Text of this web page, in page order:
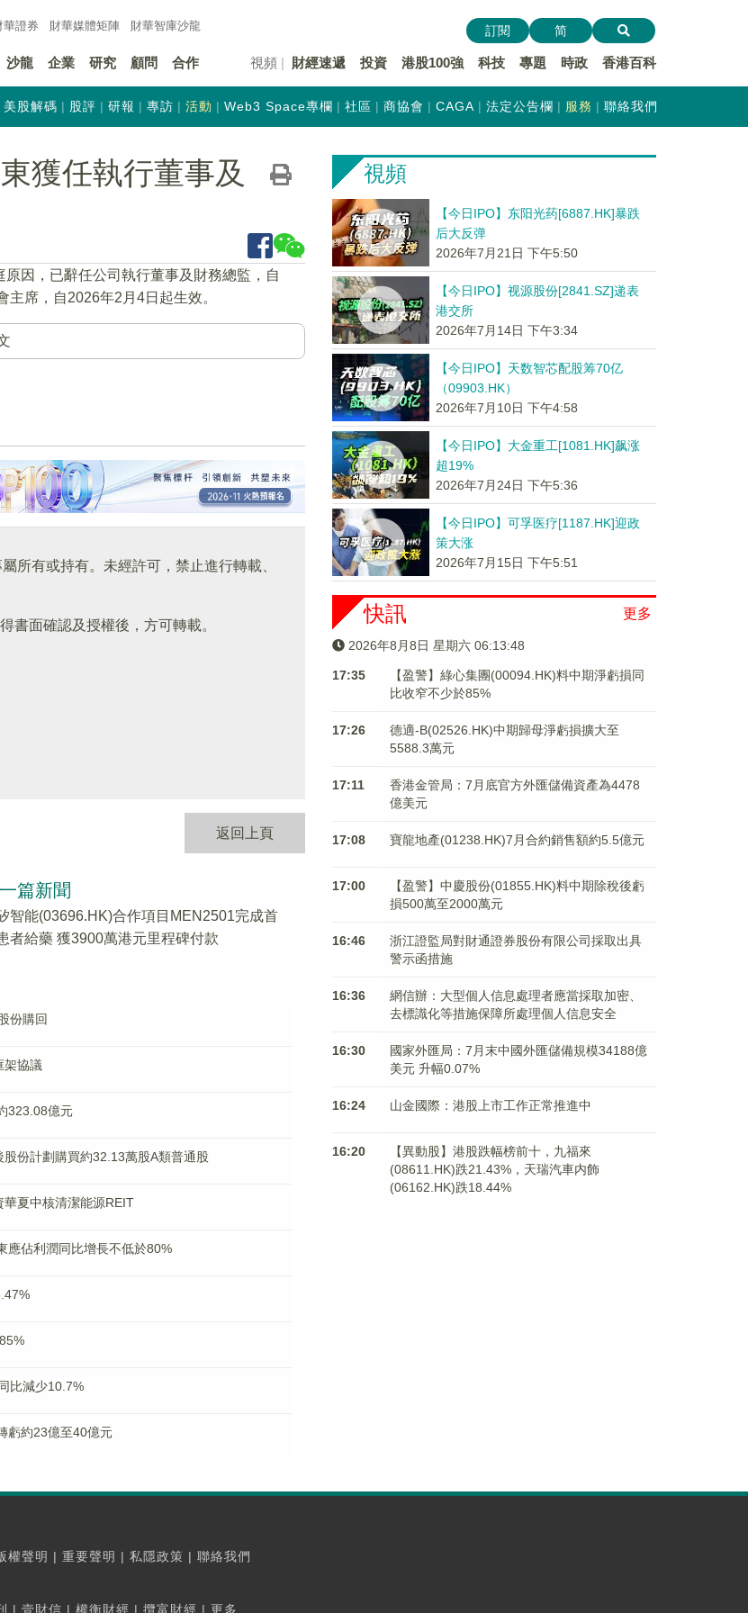
華證券 財華媒體矩陣 財華智庫沙龍
沙龍 企業 研究 顧問 合作 視頻 財經速遞 投資 港股100強 科技 專題 時政 香港百科
訂閱 简
美股解碼 股評 研報 專訪 活動 Web3 Space專欄 社區 商協會 CAGA 法定公告欄 服務 聯絡我們
獲任執行董事及
因，已辭任公司執行董事及財務總監，自
席，自2026年2月4日起生效。
所有或持有。未經許可，禁止進行轉載、
得書面確認及授權後，方可轉載。
返回上頁
篇新聞
智能(03696.HK)合作項目MEN2501完成首
者給藥 獲3900萬港元里程碑付款
份購回
架協議
323.08億元
份計劃購買約32.13萬股A類普通股
夏中核清潔能源REIT
應佔利潤同比增長不低於80%
比減少10.7%
虧約23億至40億元
視頻
【今日IPO】东阳光药[6887.HK]暴跌
后大反弹
2026年7月21日 下午5:50
【今日IPO】视源股份[2841.SZ]递表
港交所
2026年7月14日 下午3:34
【今日IPO】天数智芯配股筹70亿
（09903.HK）
2026年7月10日 下午4:58
【今日IPO】大金重工[1081.HK]飙涨
超19%
2026年7月24日 下午5:36
【今日IPO】可孚医疗[1187.HK]迎政
策大涨
2026年7月15日 下午5:51
更多
快訊
2026年8月8日 星期六 06:13:49
17:35
【盈警】綠心集團(00094.HK)料中期淨虧損同
比收窄不少於85%
17:26
德適-B(02526.HK)中期歸母淨虧損擴大至
5588.3萬元
17:11
香港金管局：7月底官方外匯儲備資產為4478
億美元
17:08 寶龍地產(01238.HK)7月合約銷售額約5.5億元
17:00
【盈警】中慶股份(01855.HK)料中期除稅後虧
損500萬至2000萬元
16:46
浙江證監局對財通證券股份有限公司採取出具
警示函措施
16:36
網信辦：大型個人信息處理者應當採取加密、
去標識化等措施保障所處理個人信息安全
16:30
國家外匯局：7月末中國外匯儲備規模34188億
美元 升幅0.07%
16:24 山金國際：港股上市工作正常推進中
16:20
【異動股】港股跌幅榜前十，九福來
(08611.HK)跌21.43%，天瑞汽車内飾
(06162.HK)跌18.44%
權聲明 | 重要聲明 | 私隱政策 | 聯絡我們
| 壹財信 | 權衡財經 | 攬富財經 | 更多...